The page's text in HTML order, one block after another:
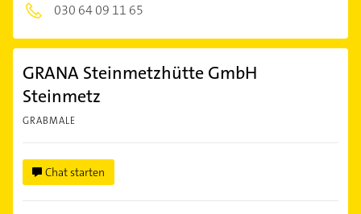
030 64 09 11 65
GRANA Steinmetzhütte GmbH
Steinmetz
GRABMALE
Chat starten